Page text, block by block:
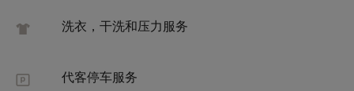
洗衣，干洗和压力服务
代客停车服务